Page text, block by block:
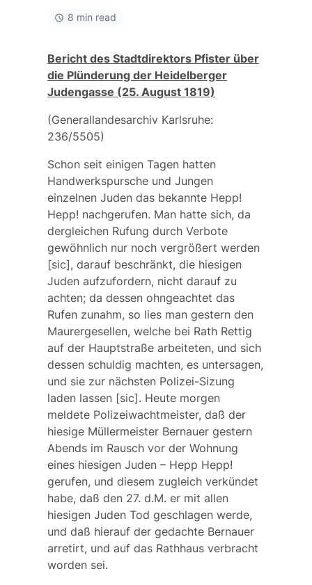
8 min read
Bericht des Stadtdirektors Pfister über
die Plünderung der Heidelberger
Judengasse (25. August 1819)
(Generallandesarchiv Karlsruhe:
236/5505)
Schon seit einigen Tagen hatten
Handwerkspursche und Jungen
einzelnen Juden das bekannte Hepp!
Hepp! nachgerufen. Man hatte sich, da
dergleichen Rufung durch Verbote
gewöhnlich nur noch vergrößert werden
[sic], darauf beschränkt, die hiesigen
Juden aufzufordern, nicht darauf zu
achten; da dessen ohngeachtet das
Rufen zunahm, so lies man gestern den
Maurergesellen, welche bei Rath Rettig
auf der Hauptstraße arbeiteten, und sich
dessen schuldig machten, es untersagen,
und sie zur nächsten Polizei-Sizung
laden lassen [sic]. Heute morgen
meldete Polizeiwachtmeister, daß der
hiesige Müllermeister Bernauer gestern
Abends im Rausch vor der Wohnung
eines hiesigen Juden – Hepp Hepp!
gerufen, und diesem zugleich verkündet
habe, daß den 27. d.M. er mit allen
hiesigen Juden Tod geschlagen werde,
und daß hierauf der gedachte Bernauer
arretirt, und auf das Rathhaus verbracht
worden sei.